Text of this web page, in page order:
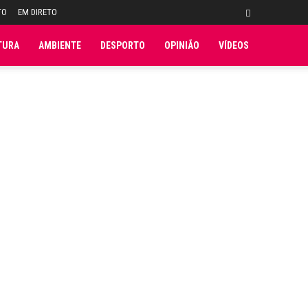
EM DIRETO
AMBIENTE DESPORTO OPINIÃO VÍDEOS